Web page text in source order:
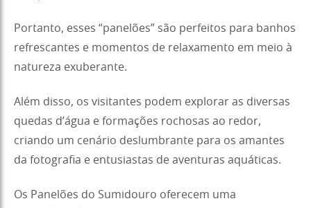
Portanto, esses “panelões” são perfeitos para banhos
refrescantes e momentos de relaxamento em meio à
natureza exuberante.
Além disso, os visitantes podem explorar as diversas
quedas d’água e formações rochosas ao redor,
criando um cenário deslumbrante para os amantes
da fotografia e entusiastas de aventuras aquáticas.
Os Panelões do Sumidouro oferecem uma